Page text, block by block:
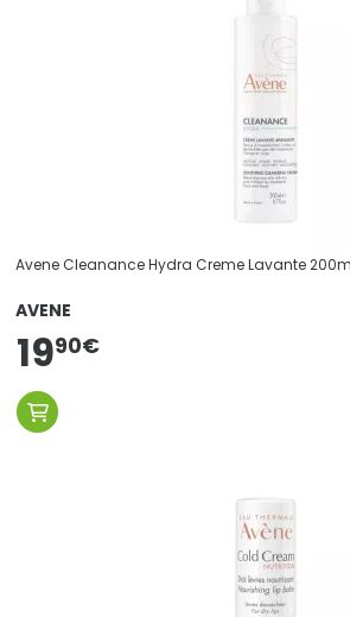
Avene Cleanance Hydra Creme Lavante
AVENE
1990€